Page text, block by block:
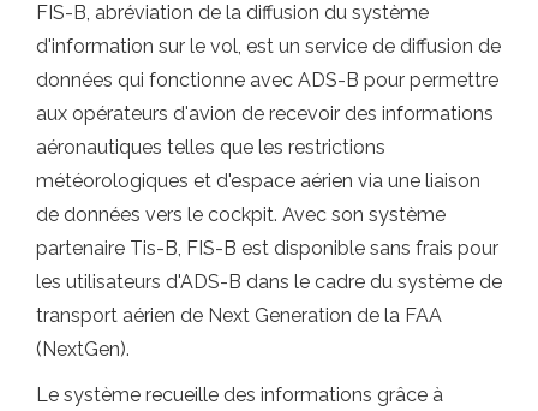
FIS-B, abréviation de la diffusion du système
d'information sur le vol, est un service de diffusion de
données qui fonctionne avec ADS-B pour permettre
aux opérateurs d'avion de recevoir des informations
aéronautiques telles que les restrictions
météorologiques et d'espace aérien via une liaison
de données vers le cockpit. Avec son système
partenaire Tis-B, FIS-B est disponible sans frais pour
les utilisateurs d'ADS-B dans le cadre du système de
transport aérien de Next Generation de la FAA
(NextGen).
Le système recueille des informations grâce à